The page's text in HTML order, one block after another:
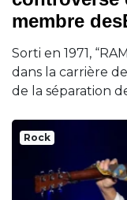
membre
Sorti en 1971,
dans la carrière
de la séparation
Rock